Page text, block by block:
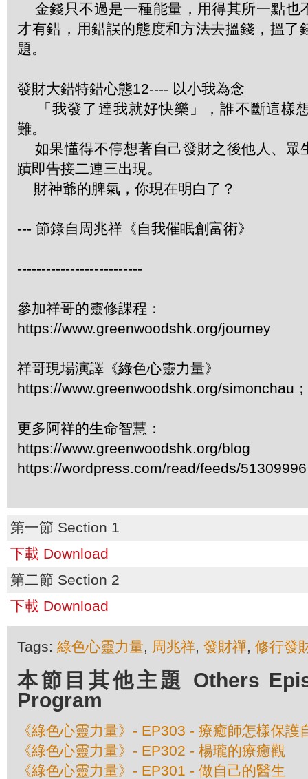
金錢只不過是一種能量，用得其所一點也
才有錯，用錯誤的態度和方法去搵錢，搵了
題。
發財大錯特錯心態12---- 以小我為念
「我發了達我就好快樂」，誰不斷這樣
難。
如果懂得不停想著自己發財之後他人、眾
蹟即告接二連三出現。
財神爺的脾氣，你現在明白了？
--- 節錄自周兆祥《自我催眠創富術》
--------------------------
參加祥哥的靈修課程：
https://www.greenwoodshk.org/journey
祥哥現場演譯《綠色心靈力量》
https://www.greenwoodshk.org/simonchau
更多阿祥的生命智慧：
https://www.greenwoodshk.org/blog
https://wordpress.com/read/feeds/51309996
第一節 Section 1
下載 Download
第二節 Section 2
下載 Download
Tags: 綠色心靈力量, 周兆祥, 發財禪, 修行發
本節目其他主題 Others
Program
《綠色心靈力量》- EP303 - 療癒師怎樣保護
《綠色心靈力量》- EP302 - 楊瓏的療癒觀
《綠色心靈力量》- EP301 - 做自己的醫生